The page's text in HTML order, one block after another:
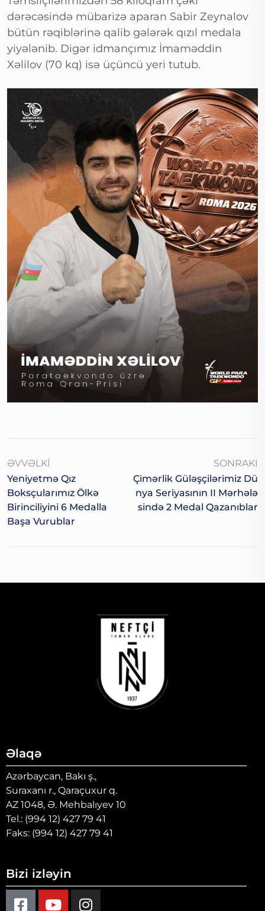
dərəcəsində mübarizə aparan Sabir Zeynalov
bütün rəqiblərinə qalib gələrək qızıl medala
yiyələnib. Digər idmançımız İmaməddin
Xəlilov (70 kq) isə üçüncü yeri tutub.
ƏVVƏLKI
Yeniyetmə Qız
Boksçularımız Ölkə
Birinciliyini 6 Medalla
Başa Vurublar
SONRAKI
Çimərlik Güləşçilərimiz Dü
Nya Seriyasının II Mərhələ
Sində 2 Medal Qazanıblar
Əlaqə
Azərbaycan, Bakı ş.,
Suraxanı r., Qaraçuxur q.
AZ 1048, Ə. Mehbalıyev 10
Tel.: (994 12) 427 79 41
Faks: (994 12) 427 79 41
Bizi izləyin